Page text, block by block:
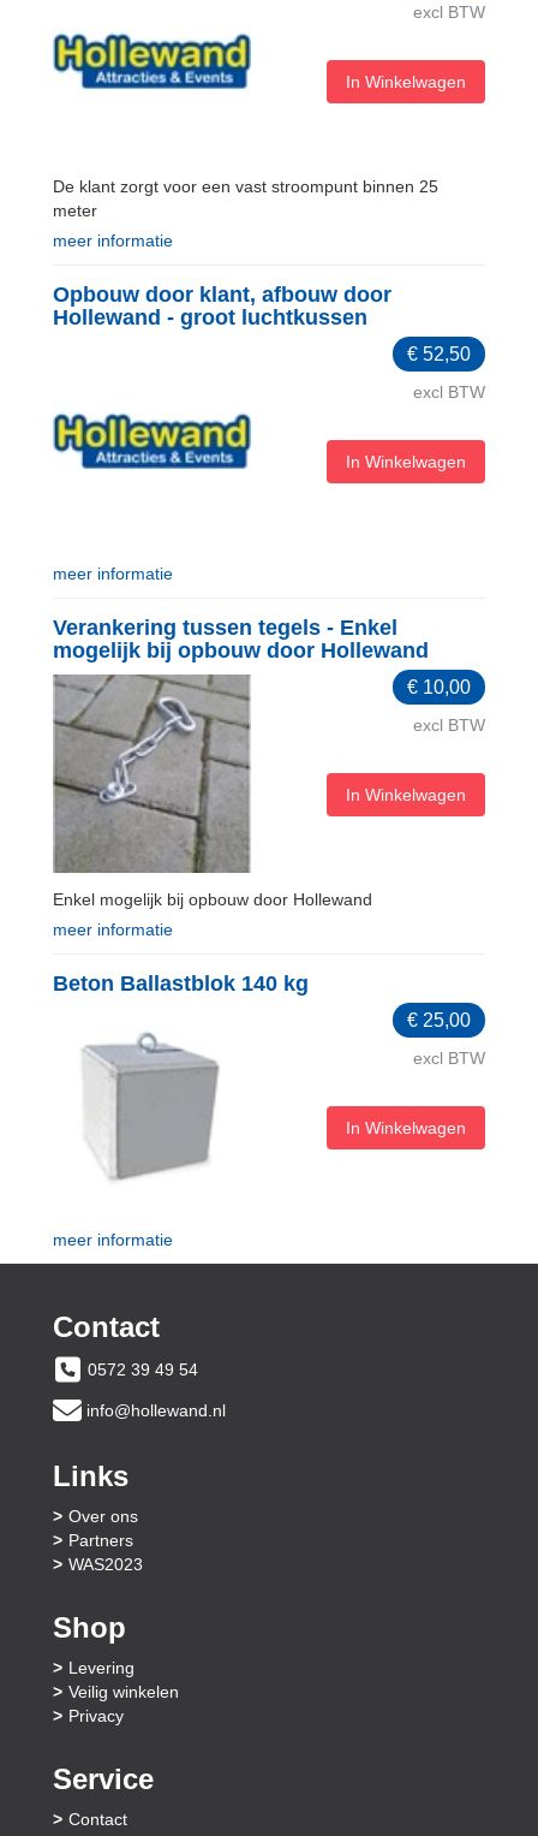
excl BTW
In Winkelwagen
De klant zorgt voor een vast stroompunt binnen 25
meter
meer informatie
Opbouw door klant, afbouw door
Hollewand - groot luchtkussen
€ 52,50
excl BTW
In Winkelwagen
meer informatie
Verankering tussen tegels - Enkel
mogelijk bij opbouw door Hollewand
€ 10,00
excl BTW
In Winkelwagen
Enkel mogelijk bij opbouw door Hollewand
meer informatie
Beton Ballastblok 140 kg
€ 25,00
excl BTW
In Winkelwagen
meer informatie
Contact
0572 39 49 54
info@hollewand.nl
Links
Over ons
Partners
WAS2023
Shop
Levering
Veilig winkelen
Privacy
Service
Contact